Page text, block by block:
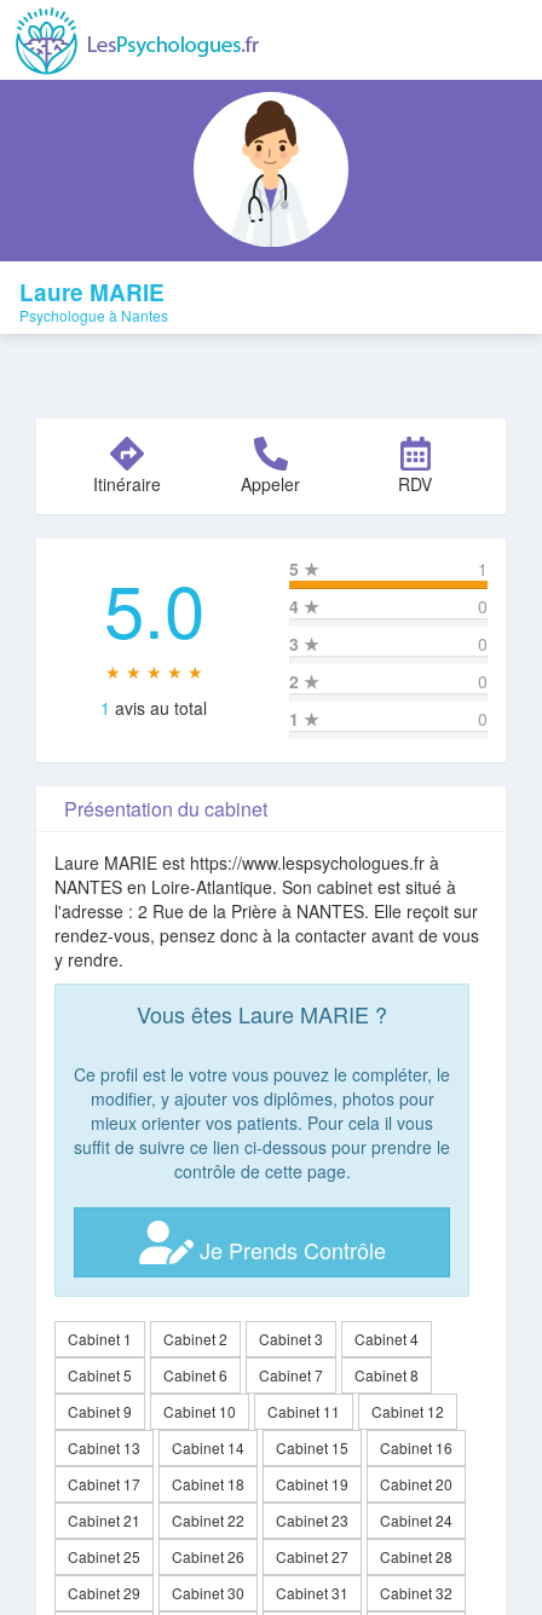
Laure MARIE
Psychologue à Nantes
Itinéraire Appeler RDV
5.0
★ ★ ★ ★ ★
1 avis au total
5 ★
1
4 ★
0
3 ★
0
2 ★
0
1 ★ 0
Présentation du cabinet
Laure MARIE est https://www.lespsychologues.fr à
NANTES en Loire-Atlantique. Son cabinet est situé à
l'adresse : 2 Rue de la Prière à NANTES. Elle reçoit sur
rendez-vous, pensez donc à la contacter avant de vous
y rendre.
Vous êtes Laure MARIE ?
Ce profil est le votre vous pouvez le compléter, le
modifier, y ajouter vos diplômes, photos pour
mieux orienter vos patients. Pour cela il vous
suffit de suivre ce lien ci-dessous pour prendre le
contrôle de cette page.
Je Prends Contrôle
Cabinet 1 Cabinet 2 Cabinet 3
Cabinet 4
Cabinet 5
Cabinet 6 Cabinet 7
Cabinet 8
Cabinet 9
Cabinet 10 Cabinet 11
Cabinet 12
Cabinet 13
Cabinet 14 Cabinet 15
Cabinet 16
Cabinet 17
Cabinet 18 Cabinet 19
Cabinet 20
Cabinet 21
Cabinet 22 Cabinet 23
Cabinet 24
Cabinet 25
Cabinet 26 Cabinet 27
Cabinet 28
Cabinet 29
Cabinet 30 Cabinet 31
Cabinet 32